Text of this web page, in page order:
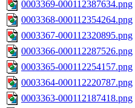
0003369-000112387634.png
0003368-000112354264.png
0003367-000112320895.png
0003366-000112287526.png
0003365-000112254157.png
0003364-000112220787.png
0003363-000112187418.png